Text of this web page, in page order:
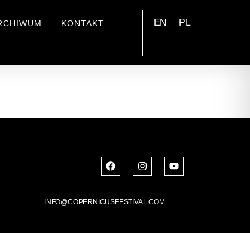
KONTAKT EN PL
INFO@COPERNICUSFESTIVAL.COM